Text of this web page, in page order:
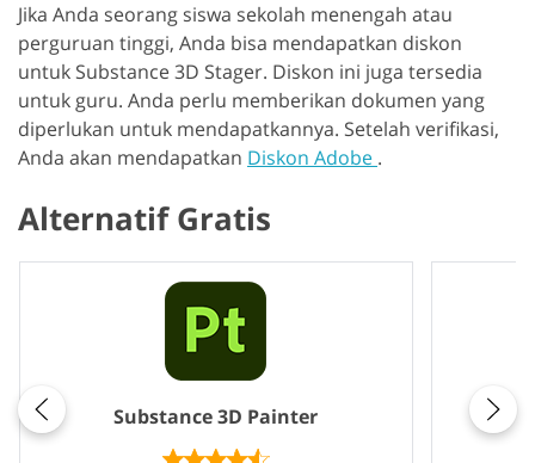
Jika Anda seorang siswa sekolah menengah atau
perguruan tinggi, Anda bisa mendapatkan diskon
untuk Substance 3D Stager. Diskon ini juga tersedia
untuk guru. Anda perlu memberikan dokumen yang
diperlukan untuk mendapatkannya. Setelah verifikasi,
Anda akan mendapatkan Diskon Adobe .
Alternatif Gratis
Substance 3D Painter